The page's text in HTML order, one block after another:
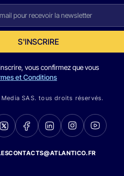
S'INSCRIRE
vous confirmez que vous
et Conditions
SAS. tous droits réservés.